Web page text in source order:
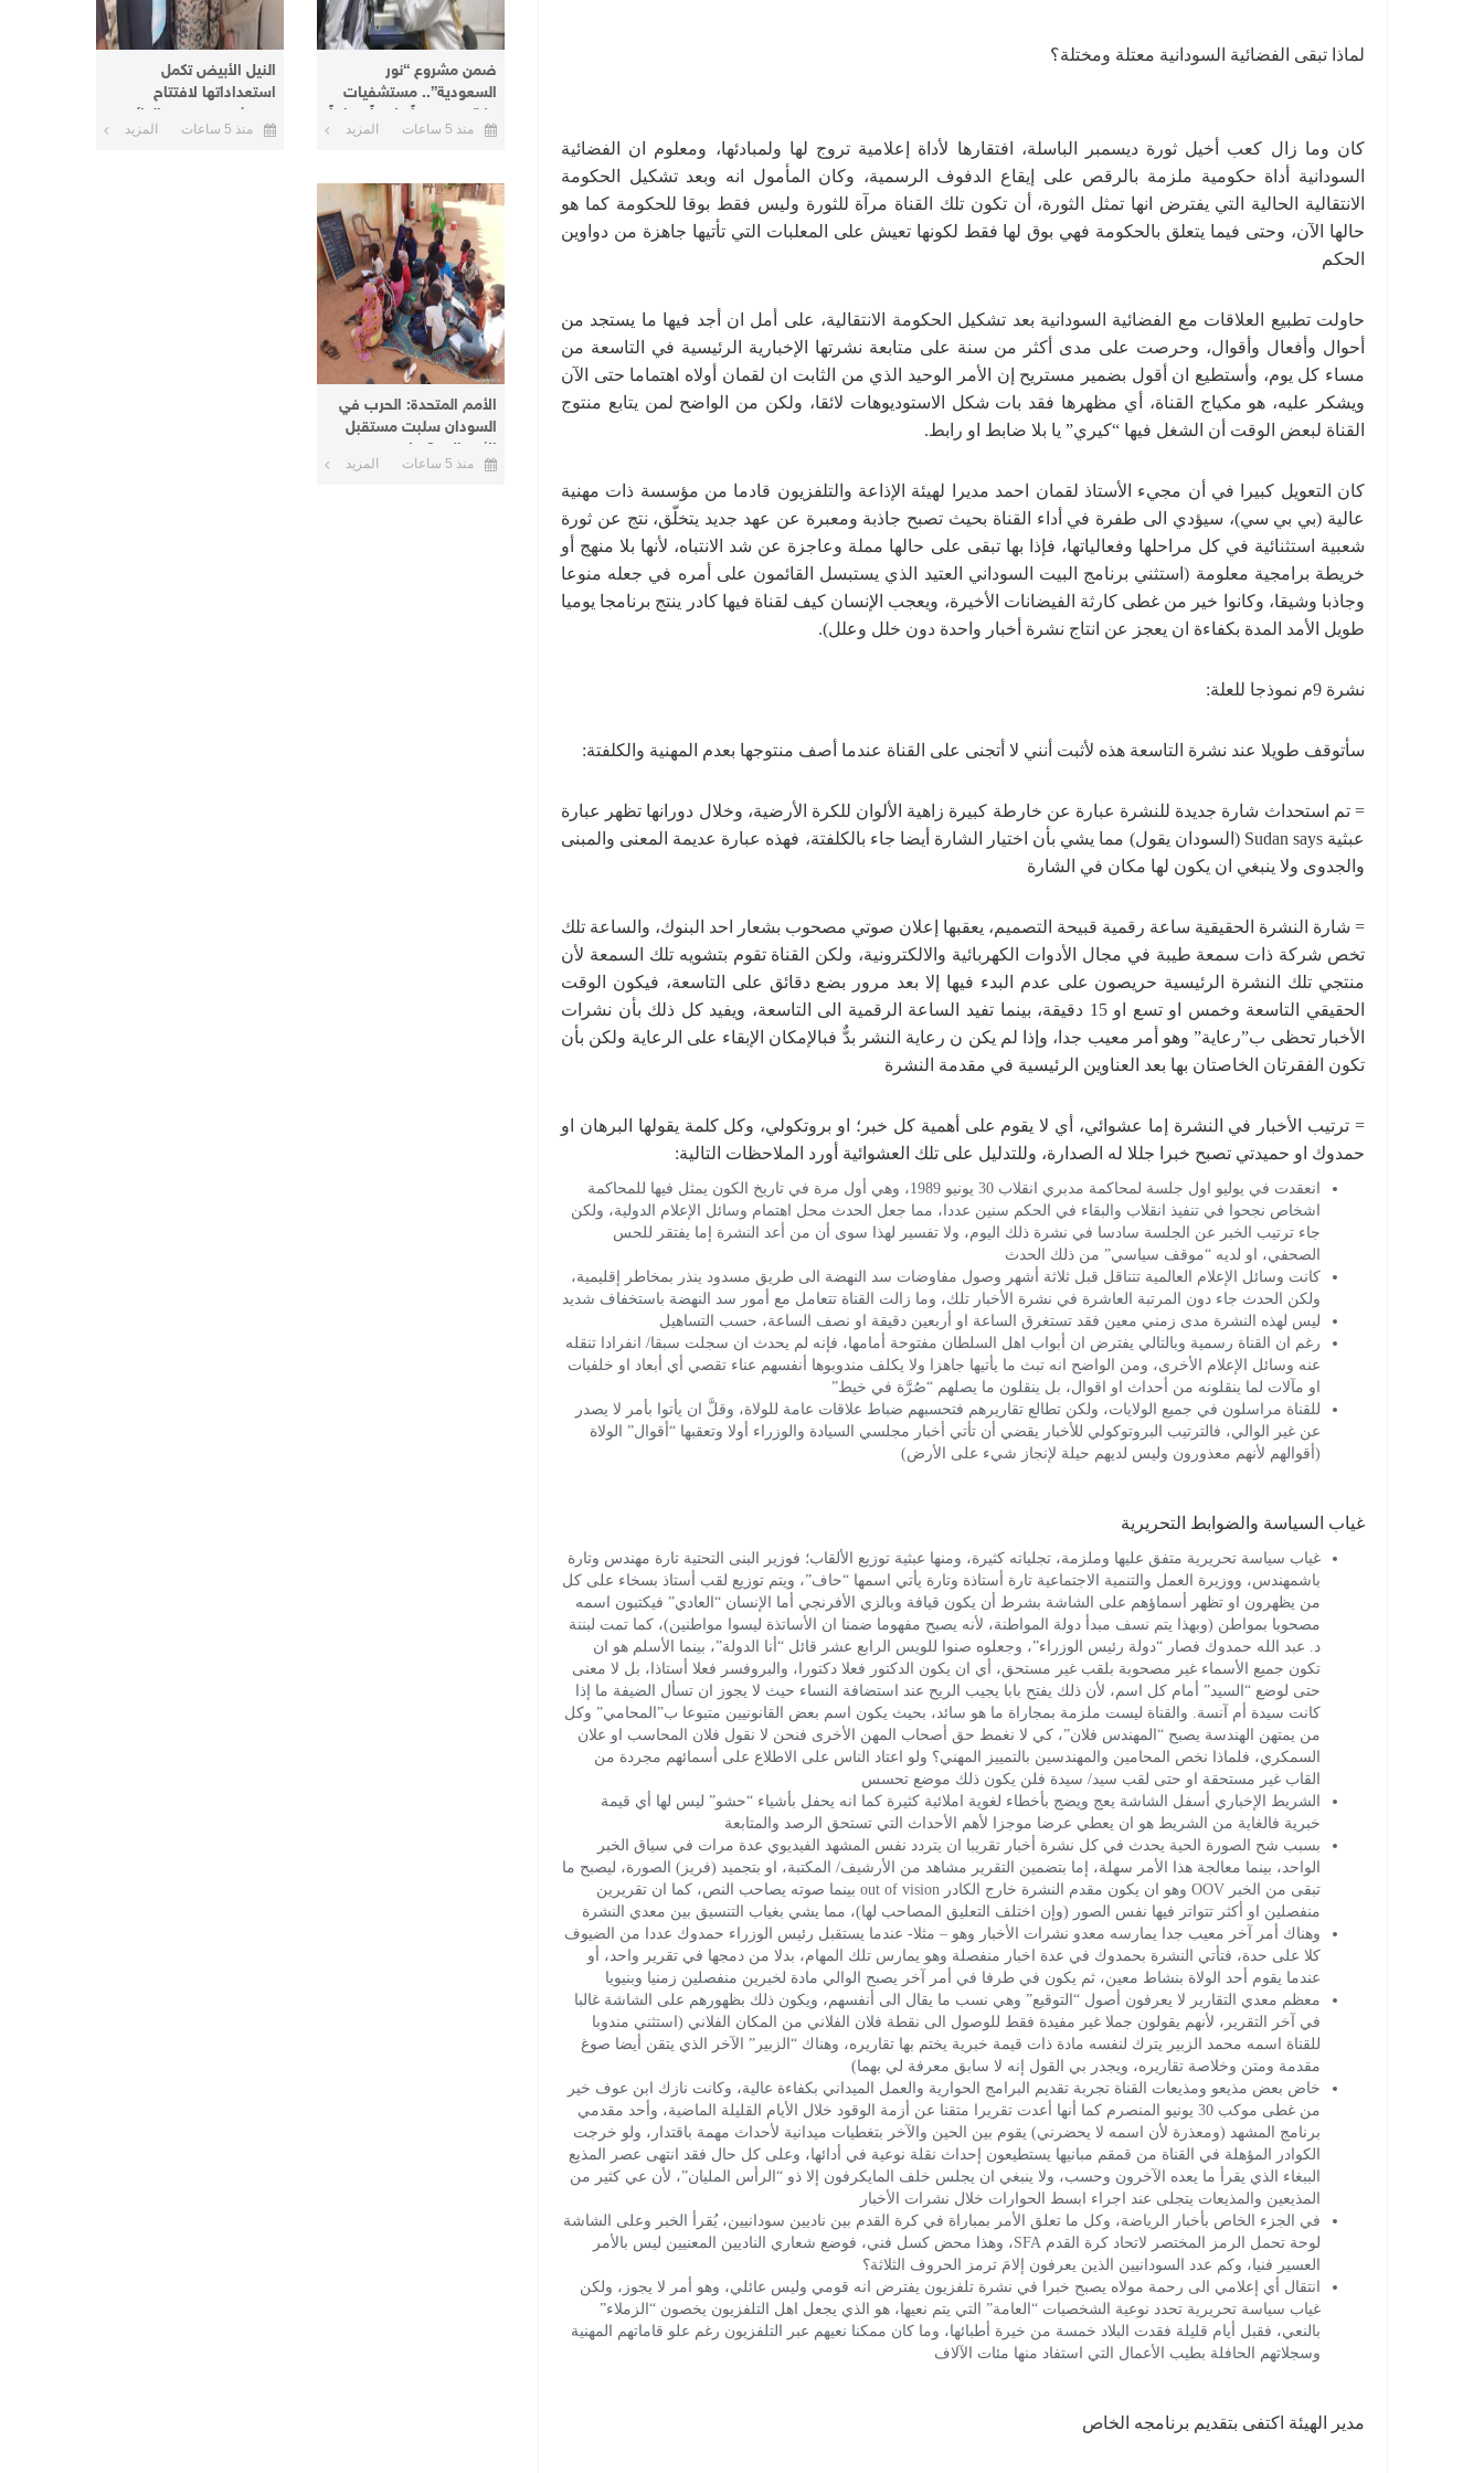
لماذا تبقى الفضائية السودانية معتلة ومختلة؟
كان وما زال كعب أخيل ثورة ديسمبر الباسلة، افتقارها لأداة إعلامية تروج لها ولمبادئها، ومعلوم ان الفضائية
السودانية أداة حكومية ملزمة بالرقص على إيقاع الدفوف الرسمية، وكان المأمول انه وبعد تشكيل الحكومة
الانتقالية الحالية التي يفترض انها تمثل الثورة، أن تكون تلك القناة مرآة للثورة وليس فقط بوقا للحكومة كما هو
حالها الآن، وحتى فيما يتعلق بالحكومة فهي بوق لها فقط لكونها تعيش على المعلبات التي تأتيها جاهزة من دواوين
الحكم
حاولت تطبيع العلاقات مع الفضائية السودانية بعد تشكيل الحكومة الانتقالية، على أمل ان أجد فيها ما يستجد من
أحوال وأفعال وأقوال، وحرصت على مدى أكثر من سنة على متابعة نشرتها الإخبارية الرئيسية في التاسعة من
مساء كل يوم، وأستطيع ان أقول بضمير مستريح إن الأمر الوحيد الذي من الثابت ان لقمان أولاه اهتماما حتى الآن
ويشكر عليه، هو مكياج القناة، أي مظهرها فقد بات شكل الاستوديوهات لائقا، ولكن من الواضح لمن يتابع منتوج
القناة لبعض الوقت أن الشغل فيها “كيري” يا بلا ضابط او رابط.
كان التعويل كبيرا في أن مجيء الأستاذ لقمان احمد مديرا لهيئة الإذاعة والتلفزيون قادما من مؤسسة ذات مهنية
عالية (بي بي سي)، سيؤدي الى طفرة في أداء القناة بحيث تصبح جاذبة ومعبرة عن عهد جديد يتخلّق، نتج عن ثورة
شعبية استثنائية في كل مراحلها وفعالياتها، فإذا بها تبقى على حالها مملة وعاجزة عن شد الانتباه، لأنها بلا منهج أو
خريطة برامجية معلومة (استثني برنامج البيت السوداني العتيد الذي يستبسل القائمون على أمره في جعله منوعا
وجاذبا وشيقا، وكانوا خير من غطى كارثة الفيضانات الأخيرة، ويعجب الإنسان كيف لقناة فيها كادر ينتج برنامجا يوميا
طويل الأمد المدة بكفاءة ان يعجز عن انتاج نشرة أخبار واحدة دون خلل وعلل).
نشرة 9م نموذجا للعلة:
سأتوقف طويلا عند نشرة التاسعة هذه لأثبت أنني لا أتجنى على القناة عندما أصف منتوجها بعدم المهنية والكلفتة:
= تم استحداث شارة جديدة للنشرة عبارة عن خارطة كبيرة زاهية الألوان للكرة الأرضية، وخلال دورانها تظهر عبارة
عبثية Sudan says (السودان يقول) مما يشي بأن اختيار الشارة أيضا جاء بالكلفتة، فهذه عبارة عديمة المعنى والمبنى
والجدوى ولا ينبغي ان يكون لها مكان في الشارة
= شارة النشرة الحقيقية ساعة رقمية قبيحة التصميم، يعقبها إعلان صوتي مصحوب بشعار احد البنوك، والساعة تلك
تخص شركة ذات سمعة طيبة في مجال الأدوات الكهربائية والالكترونية، ولكن القناة تقوم بتشويه تلك السمعة لأن
منتجي تلك النشرة الرئيسية حريصون على عدم البدء فيها إلا بعد مرور بضع دقائق على التاسعة، فيكون الوقت
الحقيقي التاسعة وخمس او تسع او 15 دقيقة، بينما تفيد الساعة الرقمية الى التاسعة، ويفيد كل ذلك بأن نشرات
الأخبار تحظى ب”رعاية” وهو أمر معيب جدا، وإذا لم يكن ن رعاية النشر بدٌّ فبالإمكان الإبقاء على الرعاية ولكن بأن
تكون الفقرتان الخاصتان بها بعد العناوين الرئيسية في مقدمة النشرة
= ترتيب الأخبار في النشرة إما عشوائي، أي لا يقوم على أهمية كل خبر؛ او بروتكولي، وكل كلمة يقولها البرهان او
حمدوك او حميدتي تصبح خبرا جللا له الصدارة، وللتدليل على تلك العشوائية أورد الملاحظات التالية:
انعقدت في يوليو اول جلسة لمحاكمة مدبري انقلاب 30 يونيو 1989، وهي أول مرة في تاريخ الكون يمثل فيها للمحاكمة
اشخاص نجحوا في تنفيذ انقلاب والبقاء في الحكم سنين عددا، مما جعل الحدث محل اهتمام وسائل الإعلام الدولية، ولكن
جاء ترتيب الخبر عن الجلسة سادسا في نشرة ذلك اليوم، ولا تفسير لهذا سوى أن من أعد النشرة إما يفتقر للحس
الصحفي، او لديه “موقف سياسي” من ذلك الحدث
كانت وسائل الإعلام العالمية تتناقل قبل ثلاثة أشهر وصول مفاوضات سد النهضة الى طريق مسدود ينذر بمخاطر إقليمية،
ولكن الحدث جاء دون المرتبة العاشرة في نشرة الأخبار تلك، وما زالت القناة تتعامل مع أمور سد النهضة باستخفاف شديد
ليس لهذه النشرة مدى زمني معين فقد تستغرق الساعة او أربعين دقيقة او نصف الساعة، حسب التساهيل
رغم ان القناة رسمية وبالتالي يفترض ان أبواب اهل السلطان مفتوحة أمامها، فإنه لم يحدث ان سجلت سبقا/ انفرادا تنقله
عنه وسائل الإعلام الأخرى، ومن الواضح انه تبث ما يأتيها جاهزا ولا يكلف مندوبوها أنفسهم عناء تقصي أي أبعاد او خلفيات
او مآلات لما ينقلونه من أحداث او اقوال، بل ينقلون ما يصلهم “صُرَّة في خيط”
للقناة مراسلون في جميع الولايات، ولكن تطالع تقاريرهم فتحسبهم ضباط علاقات عامة للولاة، وقلَّ ان يأتوا بأمر لا يصدر
عن غير الوالي، فالترتيب البروتوكولي للأخبار يقضي أن تأتي أخبار مجلسي السيادة والوزراء أولا وتعقبها “أقوال” الولاة
(أقوالهم لأنهم معذورون وليس لديهم حيلة لإنجاز شيء على الأرض)
غياب السياسة والضوابط التحريرية
غياب سياسة تحريرية متفق عليها وملزمة، تجلياته كثيرة، ومنها عبثية توزيع الألقاب؛ فوزير البنى التحتية تارة مهندس وتارة
باشمهندس، ووزيرة العمل والتنمية الاجتماعية تارة أستاذة وتارة يأتي اسمها “حاف”، ويتم توزيع لقب أستاذ بسخاء على كل
من يظهرون او تظهر أسماؤهم على الشاشة بشرط أن يكون قيافة وبالزي الأفرنجي أما الإنسان “العادي” فيكتبون اسمه
مصحوبا بمواطن (وبهذا يتم نسف مبدأ دولة المواطنة، لأنه يصبح مفهوما ضمنا ان الأساتذة ليسوا مواطنين)، كما تمت لبننة
د. عبد الله حمدوك فصار “دولة رئيس الوزراء”، وجعلوه صنوا للويس الرابع عشر قائل “أنا الدولة”، بينما الأسلم هو ان
تكون جميع الأسماء غير مصحوبة بلقب غير مستحق، أي ان يكون الدكتور فعلا دكتورا، والبروفسر فعلا أستاذا، بل لا معنى
حتى لوضع “السيد” أمام كل اسم، لأن ذلك يفتح بابا يجيب الريح عند استضافة النساء حيث لا يجوز ان تسأل الضيفة ما إذا
كانت سيدة أم آنسة. والقناة ليست ملزمة بمجاراة ما هو سائد، بحيث يكون اسم بعض القانونيين متبوعا ب”المحامي” وكل
من يمتهن الهندسة يصبح “المهندس فلان”، كي لا نغمط حق أصحاب المهن الأخرى فنحن لا نقول فلان المحاسب او علان
السمكري، فلماذا نخص المحامين والمهندسين بالتمييز المهني؟ ولو اعتاد الناس على الاطلاع على أسمائهم مجردة من
القاب غير مستحقة او حتى لقب سيد/ سيدة فلن يكون ذلك موضع تحسس
الشريط الإخباري أسفل الشاشة يعج ويضج بأخطاء لغوية املائية كثيرة كما انه يحفل بأشياء “حشو” ليس لها أي قيمة
خبرية فالغاية من الشريط هو ان يعطي عرضا موجزا لأهم الأحداث التي تستحق الرصد والمتابعة
بسبب شح الصورة الحية يحدث في كل نشرة أخبار تقريبا ان يتردد نفس المشهد الفيديوي عدة مرات في سياق الخبر
الواحد، بينما معالجة هذا الأمر سهلة، إما بتضمين التقرير مشاهد من الأرشيف/ المكتبة، او بتجميد (فريز) الصورة، ليصبح ما
تبقى من الخبر OOV وهو ان يكون مقدم النشرة خارج الكادر out of vision بينما صوته يصاحب النص، كما ان تقريرين
منفصلين او أكثر تتواتر فيها نفس الصور (وإن اختلف التعليق المصاحب لها)، مما يشي بغياب التنسيق بين معدي النشرة
وهناك أمر آخر معيب جدا يمارسه معدو نشرات الأخبار وهو – مثلا- عندما يستقبل رئيس الوزراء حمدوك عددا من الضيوف
كلا على حدة، فتأتي النشرة بحمدوك في عدة اخبار منفصلة وهو يمارس تلك المهام، بدلا من دمجها في تقرير واحد، أو
عندما يقوم أحد الولاة بنشاط معين، ثم يكون في طرفا في أمر آخر يصبح الوالي مادة لخبرين منفصلين زمنيا وبنيويا
معظم معدي التقارير لا يعرفون أصول “التوقيع” وهي نسب ما يقال الى أنفسهم، ويكون ذلك بظهورهم على الشاشة غالبا
في آخر التقرير، لأنهم يقولون جملا غير مفيدة فقط للوصول الى نقطة فلان الفلاني من المكان الفلاني (استثني مندوبا
للقناة اسمه محمد الزبير يترك لنفسه مادة ذات قيمة خبرية يختم بها تقاريره، وهناك “الزبير” الآخر الذي يتقن أيضا صوغ
مقدمة ومتن وخلاصة تقاريره، ويجدر بي القول إنه لا سابق معرفة لي بهما)
خاض بعض مذيعو ومذيعات القناة تجربة تقديم البرامج الحوارية والعمل الميداني بكفاءة عالية، وكانت نازك ابن عوف خير
من غطى موكب 30 يونيو المنصرم كما أنها أعدت تقريرا متقنا عن أزمة الوقود خلال الأيام القليلة الماضية، وأحد مقدمي
برنامج المشهد (ومعذرة لأن اسمه لا يحضرني) يقوم بين الحين والآخر بتغطيات ميدانية لأحداث مهمة باقتدار، ولو خرجت
الكوادر المؤهلة في القناة من قمقم مبانيها يستطيعون إحداث نقلة نوعية في أدائها، وعلى كل حال فقد انتهى عصر المذيع
الببغاء الذي يقرأ ما يعده الآخرون وحسب، ولا ينبغي ان يجلس خلف المايكرفون إلا ذو “الرأس المليان”، لأن عي كثير من
المذيعين والمذيعات يتجلى عند اجراء ابسط الحوارات خلال نشرات الأخبار
في الجزء الخاص بأخبار الرياضة، وكل ما تعلق الأمر بمباراة في كرة القدم بين ناديين سودانيين، يُقرأ الخبر وعلى الشاشة
لوحة تحمل الرمز المختصر لاتحاد كرة القدم SFA، وهذا محض كسل فني، فوضع شعاري الناديين المعنيين ليس بالأمر
العسير فنيا، وكم عدد السودانيين الذين يعرفون إلامَ ترمز الحروف الثلاثة؟
انتقال أي إعلامي الى رحمة مولاه يصبح خبرا في نشرة تلفزيون يفترض انه قومي وليس عائلي، وهو أمر لا يجوز، ولكن
غياب سياسة تحريرية تحدد نوعية الشخصيات “العامة” التي يتم نعيها، هو الذي يجعل اهل التلفزيون يخصون “الزملاء”
بالنعي، فقبل أيام قليلة فقدت البلاد خمسة من خيرة أطبائها، وما كان ممكنا نعيهم عبر التلفزيون رغم علو قاماتهم المهنية
وسجلاتهم الحافلة بطيب الأعمال التي استفاد منها مئات الآلاف
مدير الهيئة اكتفى بتقديم برنامجه الخاص
ضمن مشروع “نور
السعودية”.. مستشفيات
مكة تنفذ يوماً علاجياً مجانياً
بأم درمان وتعلن يوماً آخر
منذ 5 ساعات المزيد
النيل الأبيض تكمل
استعداداتها لافتتاح
مستشفى عمر نور الدائم
بمنطقة نعيمة اليوم
منذ 5 ساعات المزيد
الأمم المتحدة: الحرب في
السودان سلبت مستقبل
الأطفال و8 ملايين منهم
خارج المدارس
منذ 5 ساعات المزيد